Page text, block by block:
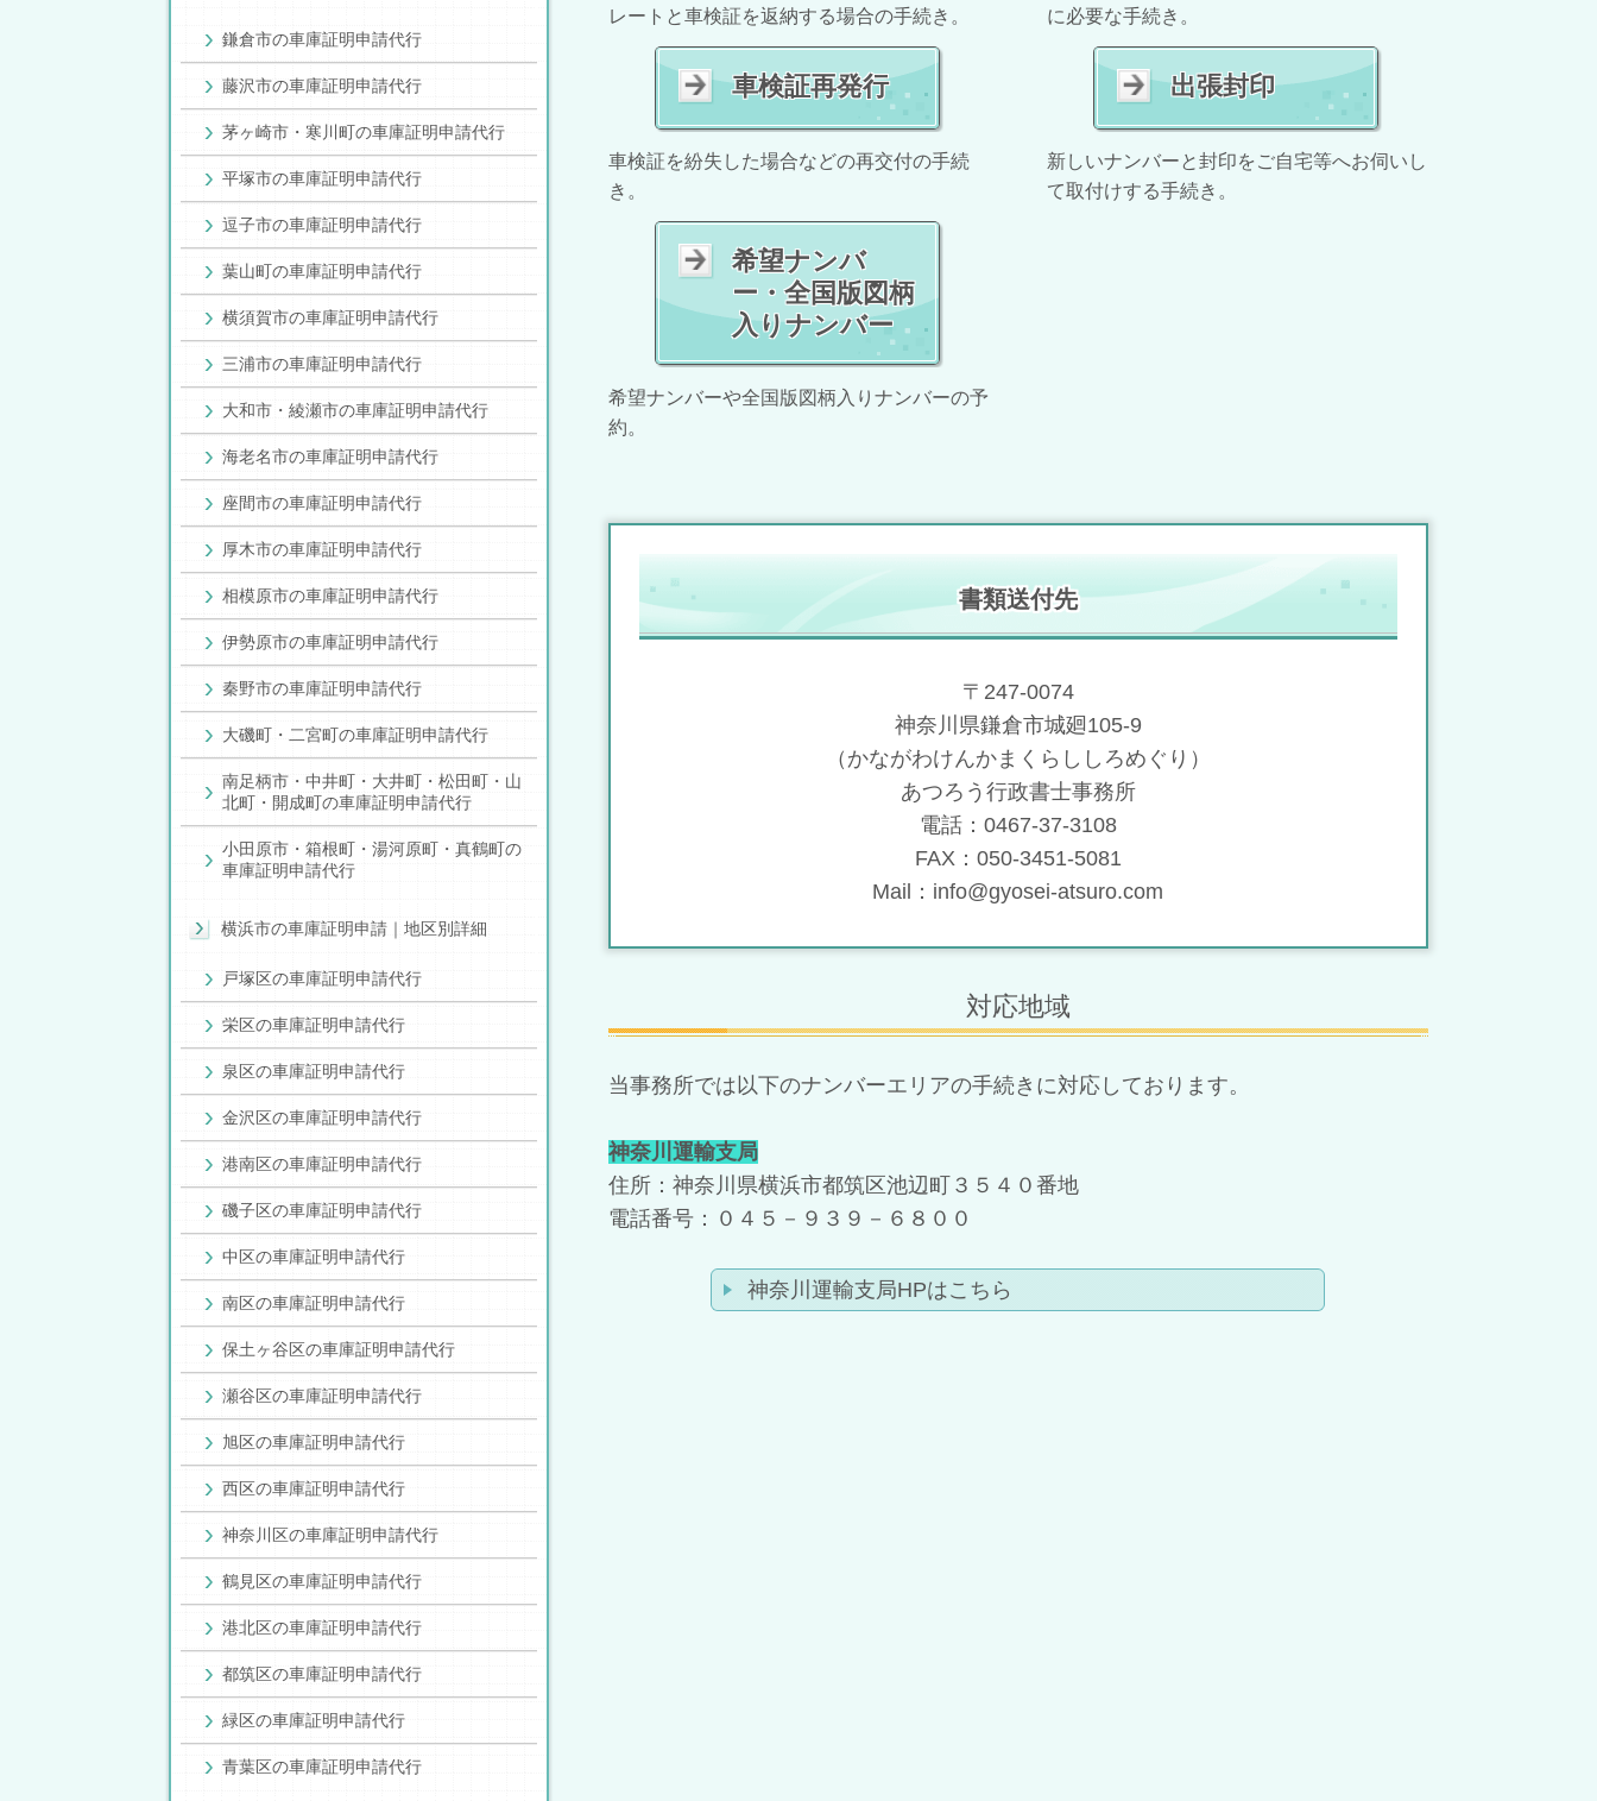
レートと車検証を返納する場合の手続き。
車検証再発行
車検証を紛失した場合などの再交付の手続
き。
希望ナンバ
ー・全国版図柄
入りナンバー
希望ナンバーや全国版図柄入りナンバーの予
約。
に必要な手続き。
出張封印
新しいナンバーと封印をご自宅等へお伺いし
て取付けする手続き。
書類送付先
〒247-0074
神奈川県鎌倉市城廻105-9
（かながわけんかまくらししろめぐり）
あつろう行政書士事務所
電話：0467-37-3108
FAX：050-3451-5081
Mail：info@gyosei-atsuro.com
対応地域
当事務所では以下のナンバーエリアの手続きに対応しております。
神奈川運輸支局
住所：神奈川県横浜市都筑区池辺町３５４０番地
電話番号：０４５－９３９－６８００
神奈川運輸支局HPはこちら
鎌倉市の車庫証明申請代行
藤沢市の車庫証明申請代行
茅ヶ崎市・寒川町の車庫証明申請代行
平塚市の車庫証明申請代行
逗子市の車庫証明申請代行
葉山町の車庫証明申請代行
横須賀市の車庫証明申請代行
三浦市の車庫証明申請代行
大和市・綾瀬市の車庫証明申請代行
海老名市の車庫証明申請代行
座間市の車庫証明申請代行
厚木市の車庫証明申請代行
相模原市の車庫証明申請代行
伊勢原市の車庫証明申請代行
秦野市の車庫証明申請代行
大磯町・二宮町の車庫証明申請代行
南足柄市・中井町・大井町・松田町・山
北町・開成町の車庫証明申請代行
小田原市・箱根町・湯河原町・真鶴町の
車庫証明申請代行
横浜市の車庫証明申請｜地区別詳細
戸塚区の車庫証明申請代行
栄区の車庫証明申請代行
泉区の車庫証明申請代行
金沢区の車庫証明申請代行
港南区の車庫証明申請代行
磯子区の車庫証明申請代行
中区の車庫証明申請代行
南区の車庫証明申請代行
保土ヶ谷区の車庫証明申請代行
瀬谷区の車庫証明申請代行
旭区の車庫証明申請代行
西区の車庫証明申請代行
神奈川区の車庫証明申請代行
鶴見区の車庫証明申請代行
港北区の車庫証明申請代行
都筑区の車庫証明申請代行
緑区の車庫証明申請代行
青葉区の車庫証明申請代行